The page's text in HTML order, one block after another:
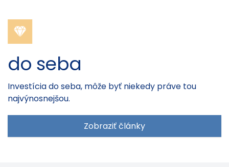
do seba
Investícia do seba, môže byť niekedy práve tou
najvýnosnejšou.
Zobraziť články